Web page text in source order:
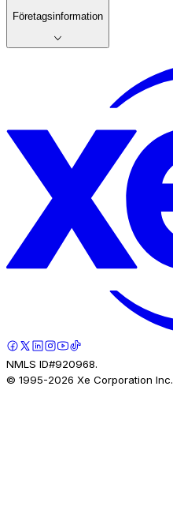
Företagsinformation
NMLS ID#920968.
© 1995-2026 Xe Corporation Inc.